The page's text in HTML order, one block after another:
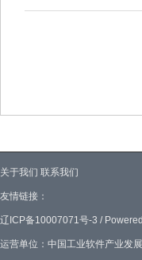
关于我们 联系我们
友情链接：
辽ICP备10007071号-3 /
运营单位：中国工业软件产业发